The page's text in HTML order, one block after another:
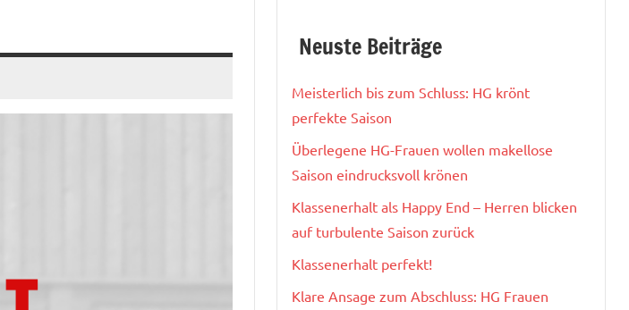
Neuste Beiträge
Meisterlich bis zum Schluss: HG krönt
perfekte Saison
Überlegene HG-Frauen wollen makellose
Saison eindrucksvoll krönen
Klassenerhalt als Happy End – Herren blicken
auf turbulente Saison zurück
Klassenerhalt perfekt!
Klare Ansage zum Abschluss: HG Frauen